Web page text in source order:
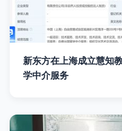
新东方在上海成立慧知
学中介服务